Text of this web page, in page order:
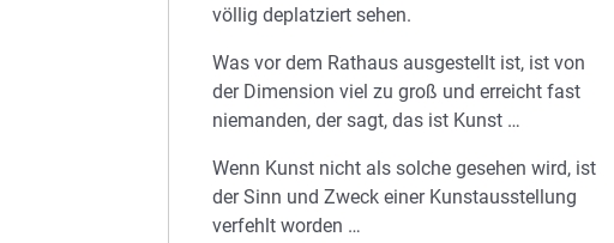
völlig deplatziert sehen.
Was vor dem Rathaus ausgestellt ist, ist von
der Dimension viel zu groß und erreicht fast
niemanden, der sagt, das ist Kunst …
Wenn Kunst nicht als solche gesehen wird, ist
der Sinn und Zweck einer Kunstausstellung
verfehlt worden …